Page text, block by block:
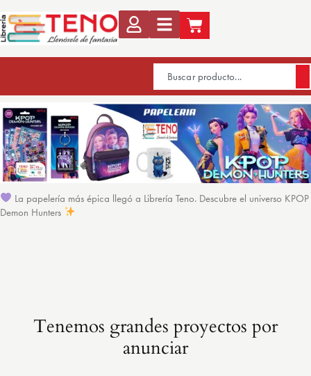
La papelería más épica llegó a Librería Teno. Descubre el universo KPOP
Demon Hunters
Tenemos grandes proyectos por
anunciar